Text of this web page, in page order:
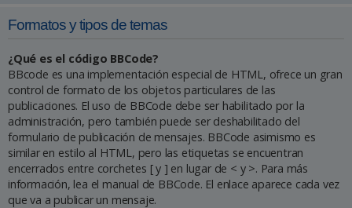
Formatos y tipos de temas
¿Qué es el código BBCode?
BBcode es una implementación especial de HTML, ofrece un gran
control de formato de los objetos particulares de las
publicaciones. El uso de BBCode debe ser habilitado por la
administración, pero también puede ser deshabilitado del
formulario de publicación de mensajes. BBCode asimismo es
similar en estilo al HTML, pero las etiquetas se encuentran
encerrados entre corchetes [ y ] en lugar de < y >. Para más
información, lea el manual de BBCode. El enlace aparece cada vez
que va a publicar un mensaje.